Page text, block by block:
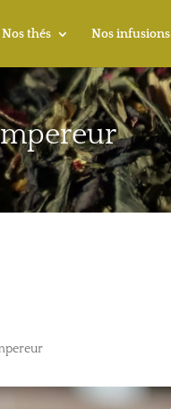
Nos thés Nos infusions